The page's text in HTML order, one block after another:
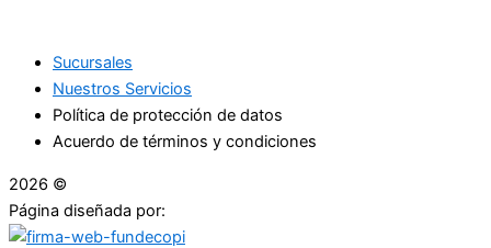
Sucursales
Nuestros Servicios
Política de protección de datos
Acuerdo de términos y condiciones
2026 ©
Página diseñada por: